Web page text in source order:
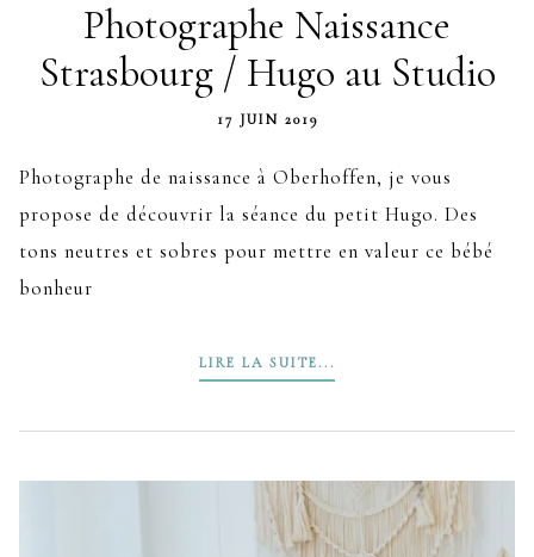
Photographe Naissance
Strasbourg / Hugo au Studio
17 JUIN 2019
Photographe de naissance à Oberhoffen, je vous
propose de découvrir la séance du petit Hugo. Des
tons neutres et sobres pour mettre en valeur ce bébé
bonheur
LIRE LA SUITE...